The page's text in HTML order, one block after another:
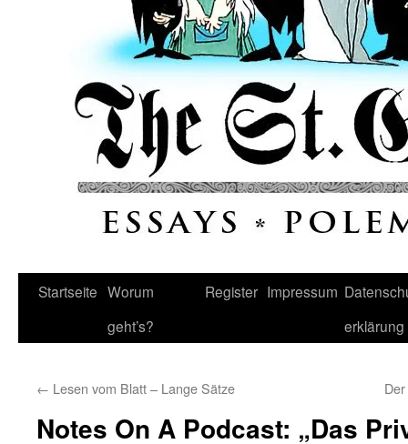
Startseite Worum
geht’s?
Register Impressum
erklärung
← Lesen vom Blatt – Lange Sätze
Notes On A Podcast: „Das